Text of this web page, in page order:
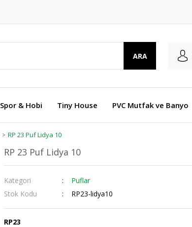
ARA
Spor & Hobi Tiny House PVC Mutfak ve Banyo
RP 23 Puf Lidya 10
RP 23 Puf Lidya 10
Kategori
Puflar
Stok Kodu
RP23-lidya10
RP23